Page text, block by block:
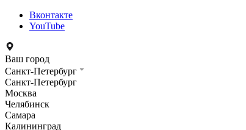
Вконтакте
YouTube
Ваш город
Санкт-Петербург
Санкт-Петербург
Москва
Челябинск
Самара
Калининград